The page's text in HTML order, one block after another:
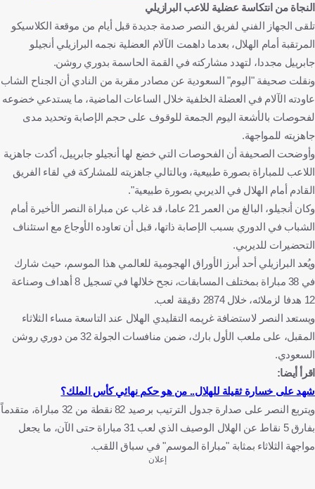
دوري روشن السعودي
البرازيل
المملكة العربية السعودية
كرة قدم
النجاة من انتكاسة عضلية للاعب البرازيلي
تلقى الجهاز الفني لفريق النصر صدمة جديدة قبل أيام من موقعة الكلاسيكو
المرتقبة أمام الهلال، بعدما داهمت الآلام العضلية نجمه البرازيلي أنجيلو
جابرييل مجددا، لتهدد مشاركته في القمة الحاسمة بدوري روشن.
ونقلت صحيفة "اليوم" السعودية عن مصادر مقربة من النادي أن الجناح الشاب
عاودته الآلام في العضلة الخلفية خلال الساعات الماضية، ما يستدعي خضوعه
لفحوصات بالأشعة اليوم الجمعة للوقوف على حجم الإصابة وتحديد مدى
جاهزيته للمواجهة.
وأوضحت الصحيفة أن الفحوصات التي خضع لها أنجيلو جابرييل، أكدت جاهزية
اللاعب للمباراة بصورة طبيعية، وبالتالي جاهزيته للمشاركة في لقاء الفريق
القادم أمام الهلال في الديربي بصورة طبيعية".
وكان أنجيلو، البالغ من العمر 21 عاما، قد غاب عن مباراة النصر الأخيرة أمام
الشباب في الدوري بسبب الإصابة ذاتها، قبل أن تعاوده الأوجاع مع استئناف
التحضيرات للديربي.
ويُعد البرازيلي أحد أبرز الأوراق الهجومية للعالمي هذا الموسم، حيث شارك
في 38 مباراة بمختلف المسابقات، نجح خلالها في تسجيل 8 أهداف وصناعة
12 هدفا لزملائه، خلال 2874 دقيقة لعب.
ويستعد النصر لاستضافة غريمه التقليدي الهلال عند التاسعة مساء الثلاثاء
المقبل، على ملعب الأول بارك، ضمن منافسات الجولة 32 من دوري روشن
السعودي.
اقرأ أيضا:
شهد على خسارة ثقيلة للهلال.. من هو حكم نهائي كأس الملك؟
ويتربع النصر على صدارة جدول الترتيب برصيد 82 نقطة من 32 مباراة، متقدماً
بفارق 5 نقاط عن الهلال الوصيف الذي لعب 31 مباراة حتى الآن، ما يجعل
مواجهة الثلاثاء بمثابة "مباراة الموسم" في سباق اللقب.
إعلان